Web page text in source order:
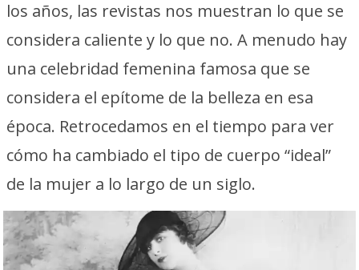
los años, las revistas nos muestran lo que se
considera caliente y lo que no. A menudo hay
una celebridad femenina famosa que se
considera el epítome de la belleza en esa
época. Retrocedamos en el tiempo para ver
cómo ha cambiado el tipo de cuerpo “ideal”
de la mujer a lo largo de un siglo.